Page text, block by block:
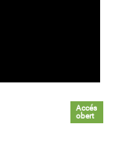
Accés
obert